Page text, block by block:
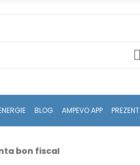
BLOG AMPEVO APP
bon fiscal